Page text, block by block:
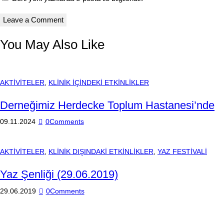
You May Also Like
AKTİVİTELER KLİNİK İÇİNDEKİ ETKİNLİKLER
Derneğimiz Herdecke Toplum Hastanesi’nde
09.11.2024 0Comments
AKTİVİTELER, KLİNİK DIŞINDAKİ ETKİNLİKLER, YAZ FESTİVALİ
Yaz Şenliği (29.06.2019)
29.06.2019 0Comments